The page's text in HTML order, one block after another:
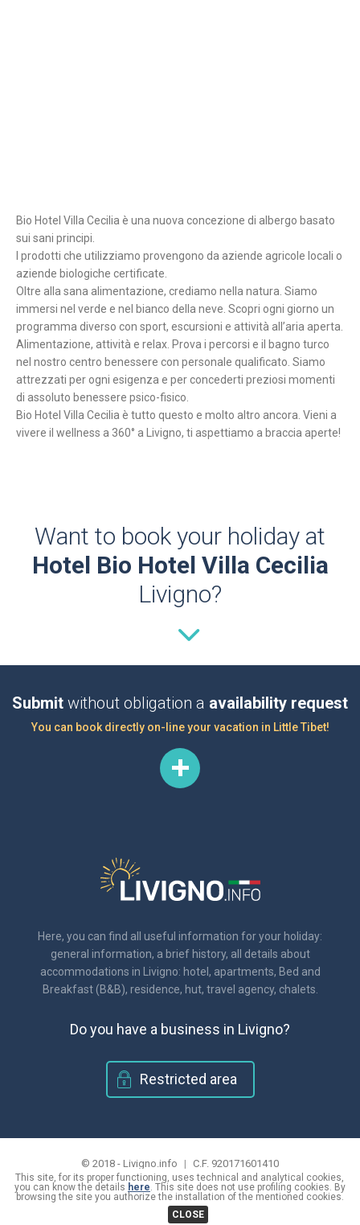
Bio Hotel Villa Cecilia è una nuova concezione di albergo basato
sui sani principi.
I prodotti che utilizziamo provengono da aziende agricole locali o
aziende biologiche certificate.
Oltre alla sana alimentazione, crediamo nella natura. Siamo
immersi nel verde e nel bianco della neve. Scopri ogni giorno un
programma diverso con sport, escursioni e attività all’aria aperta.
Alimentazione, attività e relax. Prova i percorsi e il bagno turco
nel nostro centro benessere con personale qualificato. Siamo
attrezzati per ogni esigenza e per concederti preziosi momenti
di assoluto benessere psico-fisico.
Bio Hotel Villa Cecilia è tutto questo e molto altro ancora. Vieni a
vivere il wellness a 360° a Livigno, ti aspettiamo a braccia aperte!
Want to book your holiday at
Hotel Bio Hotel Villa Cecilia
Livigno?
Submit without obligation a availability request
You can book directly on-line your vacation in Little Tibet!
Here, you can find all useful information for your holiday:
general information, a brief history, all details about
accommodations in Livigno: hotel, apartments, Bed and
Breakfast (B&B), residence, hut, travel agency, chalets.
Do you have a business in Livigno?
Restricted area
© 2018 - Livigno.info |
C.F. 920171601410
|
information on the privacy and use of cookies
|
Site created by
This site, for its proper functioning, uses technical and analytical cookies,
you can know the details here. This site does not use profiling cookies. By
browsing the site you authorize the installation of the mentioned cookies.
CLOSE